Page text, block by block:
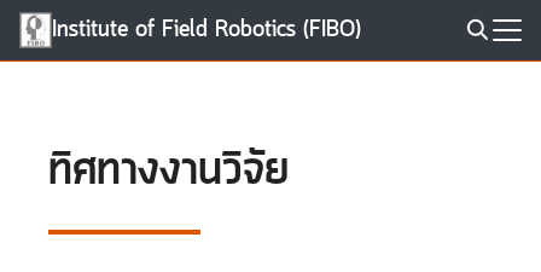
Skip
Institute of Field Robotics (FIBO)
ทิศทางงานวิจัย